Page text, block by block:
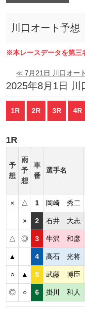
川口オート予想
※本レースデータを第三
≪ 7月21日 川口オー
2025年8月1日 川
1R 2R 3R 4R
1R
予
想
雨
予
想
車
番
選手名
× △ 1 岡崎 秀二
× 2 石井 大志
△ ◎ 3 牛沢 和彦
▲ 4 高石 光将
○ ▲ 5 武藤 博臣
◎ ○ 6 掛川 和人